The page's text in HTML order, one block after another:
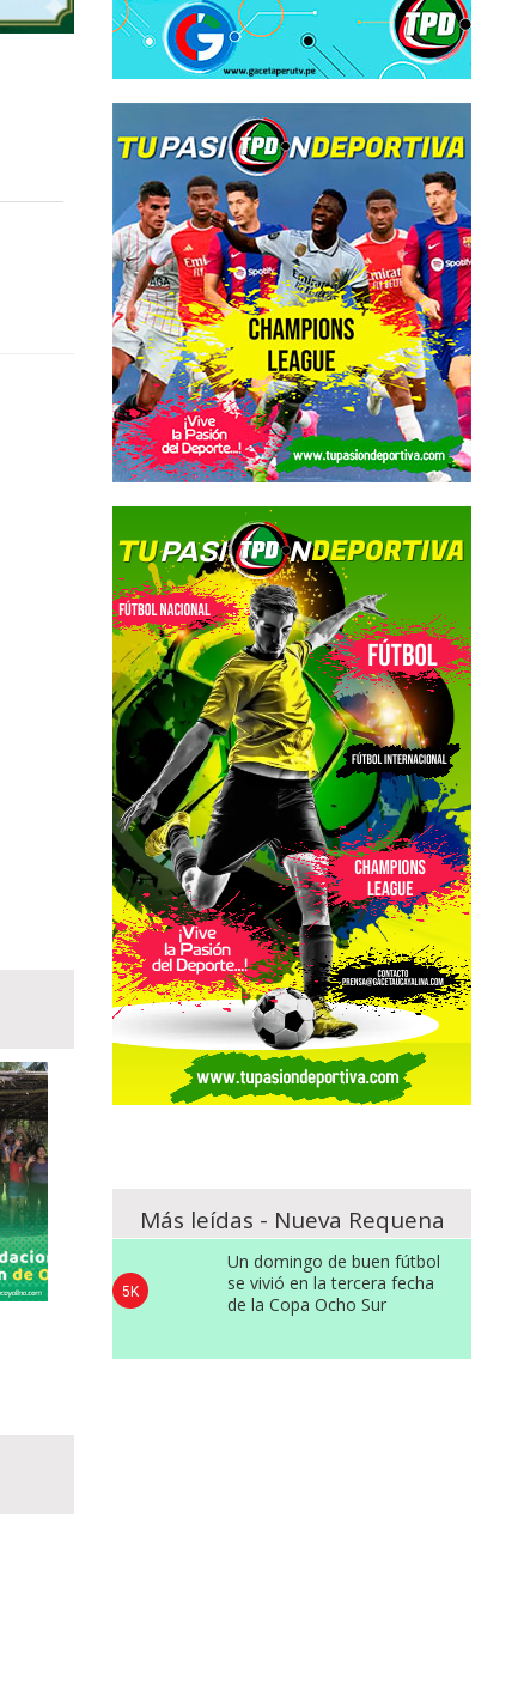
Más leídas - Nueva Requena
Un domingo de buen fútbol
se vivió en la tercera fecha
de la Copa Ocho Sur
5K